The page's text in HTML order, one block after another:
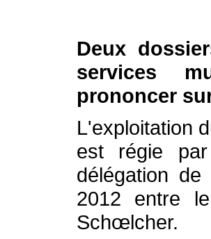
Deux
services
prononcer
L'exploitation
est régie
délégation
2012 entre
Schœlcher.